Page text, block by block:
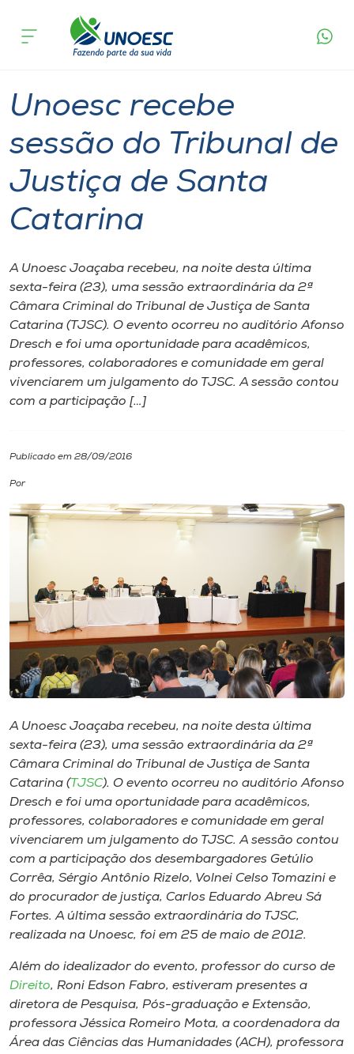
Cursos
Atendimento ao Estudante
Portal de Ensino
A
Internacionalização
I.nova
Cultura
CPA
Biblioteca
Editora
Rádio
Unoesc
Store
Selecione
o idioma
A+
acontece
Unoesc recebe
sessão do Tribunal de
Justiça de Santa
Catarina
A Unoesc Joaçaba recebeu, na noite desta última
sexta-feira (23), uma sessão extraordinária da 2ª
Câmara Criminal do Tribunal de Justiça de Santa
Catarina (TJSC). O evento ocorreu no auditório Afonso
Dresch e foi uma oportunidade para acadêmicos,
professores, colaboradores e comunidade em geral
vivenciarem um julgamento do TJSC. A sessão contou
com a participação […]
Publicado em 28/09/2016
Por
A Unoesc Joaçaba recebeu, na noite desta última
sexta-feira (23), uma sessão extraordinária da 2ª
Câmara Criminal do Tribunal de Justiça de Santa
Catarina (TJSC). O evento ocorreu no auditório Afonso
Dresch e foi uma oportunidade para acadêmicos,
professores, colaboradores e comunidade em geral
vivenciarem um julgamento do TJSC. A sessão contou
com a participação dos desembargadores Getúlio
Corrêa, Sérgio Antônio Rizelo, Volnei Celso Tomazini e
do procurador de justiça, Carlos Eduardo Abreu Sá
Fortes. A última sessão extraordinária do TJSC,
realizada na Unoesc, foi em 25 de maio de 2012.
Além do idealizador do evento, professor do curso de
Direito, Roni Edson Fabro, estiveram presentes a
diretora de Pesquisa, Pós-graduação e Extensão,
professora Jéssica Romeiro Mota, a coordenadora da
Área das Ciências das Humanidades (ACH), professora